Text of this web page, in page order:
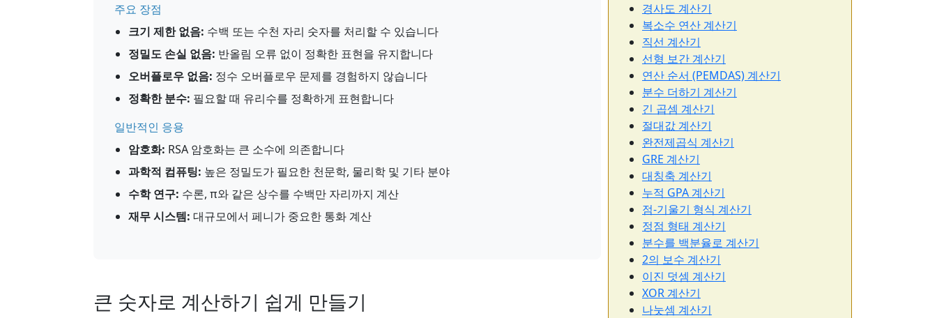
주요 장점
크기 제한 없음: 수백 또는 수천 자리 숫자를 처리할 수 있습니다
정밀도 손실 없음: 반올림 오류 없이 정확한 표현을 유지합니다
오버플로우 없음: 정수 오버플로우 문제를 경험하지 않습니다
정확한 분수: 필요할 때 유리수를 정확하게 표현합니다
일반적인 응용
암호화: RSA 암호화는 큰 소수에 의존합니다
과학적 컴퓨팅: 높은 정밀도가 필요한 천문학, 물리학 및 기타 분야
수학 연구: 수론, π와 같은 상수를 수백만 자리까지 계산
재무 시스템: 대규모에서 페니가 중요한 통화 계산
큰 숫자로 계산하기 쉽게 만들기
경사도 계산기
복소수 연산 계산기
직선 계산기
선형 보간 계산기
연산 순서 (PEMDAS) 계산기
분수 더하기 계산기
긴 곱셈 계산기
절대값 계산기
완전제곱식 계산기
GRE 계산기
대칭축 계산기
누적 GPA 계산기
점-기울기 형식 계산기
정점 형태 계산기
분수를 백분율로 계산기
2의 보수 계산기
이진 덧셈 계산기
XOR 계산기
나눗셈 계산기